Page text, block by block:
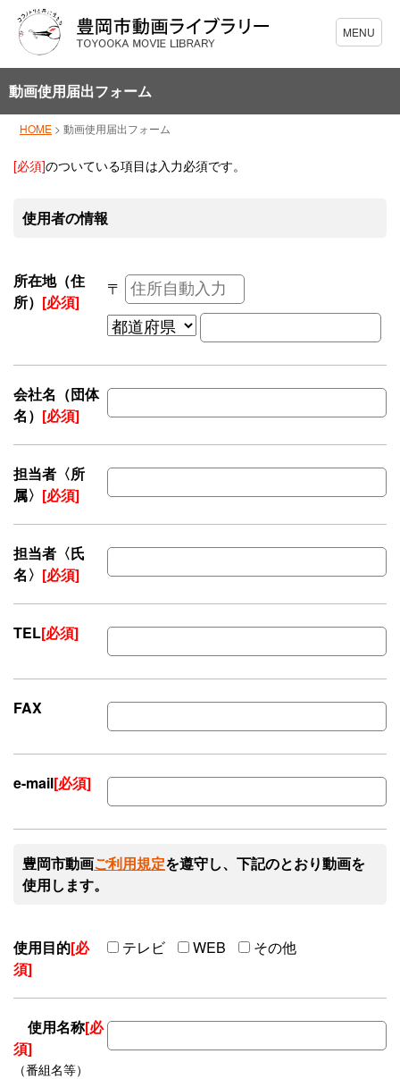
動画使用届出フォーム
HOME > 動画使用届出フォーム
[必須]のついている項目は入力必須です。
使用者の情報
所在地（住
所） [必須]
〒
会社名（団体
名） [必須]
担当者〈所
属〉 [必須]
担当者〈氏
名〉 [必須]
TEL[必須]
FAX
e-mail[必須]
豊岡市動画ご利用規定を遵守し、下記のとおり動画を
使用します。
使用目的[必
須]
テレビ WEB その他
使用名称[必
須]
（番組名等）